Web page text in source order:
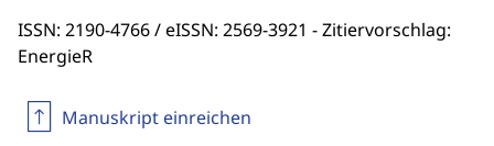
ISSN: 2190-4766 / eISSN: 2569-3921 - Zitiervorschlag:
EnergieR
Manuskript einreichen